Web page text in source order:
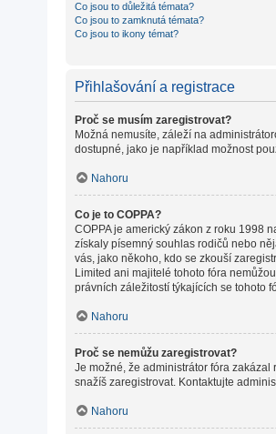
Co jsou to důležitá témata?
Co jsou to zamknutá témata?
Co jsou to ikony témat?
Přihlašování a registrace
Proč se musím zaregistrovat?
Možná nemusíte, záleží na
dostupné, jako je například možnost
Nahoru
Co je to COPPA?
COPPA je americký zákon z roku 1998
získaly písemný souhlas rodičů nebo
vás, jako někoho, kdo se zkouší
Limited ani majitelé tohoto fóra
právních záležitostí týkajících se tohoto
Nahoru
Proč se nemůžu zaregistrovat?
Je možné, že administrátor fóra
snažíš zaregistrovat. Kontaktujte
Nahoru